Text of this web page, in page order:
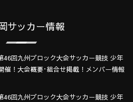
サッカー情報
46回九州ブロック大会サッカー競技 少年
催！大会概要･組合せ掲載！メンバー情報
46回九州ブロック大会サッカー競技 少年